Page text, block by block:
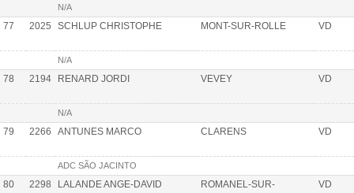
N/A
77 2025 SCHLUP CHRISTOPHE MONT-SUR-ROLLE VD
N/A
78 2194 RENARD JORDI VEVEY VD
N/A
79 2266 ANTUNES MARCO CLARENS VD
ADC SÃO JACINTO
80 2298 LALANDE ANGE-DAVID
ROMANEL-SUR-
VD